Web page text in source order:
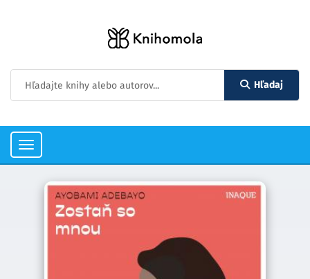
Hľadaj
Toggle
navigation